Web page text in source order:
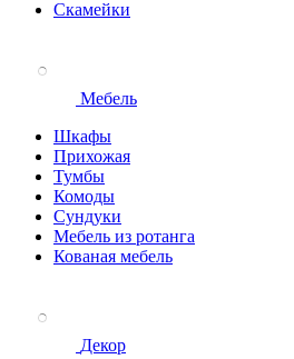
Скамейки
Мебель
Шкафы
Прихожая
Тумбы
Комоды
Сундуки
Мебель из ротанга
Кованая мебель
Декор